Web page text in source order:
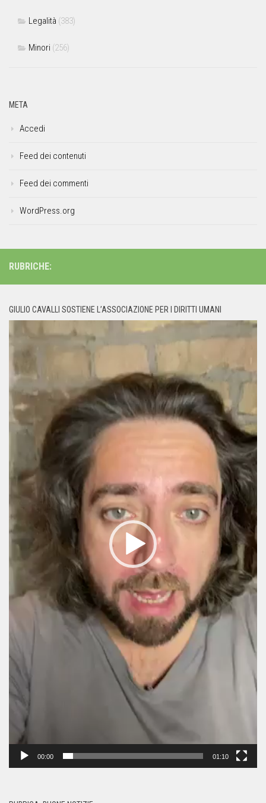
Legalità (383)
Minori (256)
META
Accedi
Feed dei contenuti
Feed dei commenti
WordPress.org
RUBRICHE:
GIULIO CAVALLI SOSTIENE L’ASSOCIAZIONE PER I DIRITTI UMANI
Player
00:00 01:10